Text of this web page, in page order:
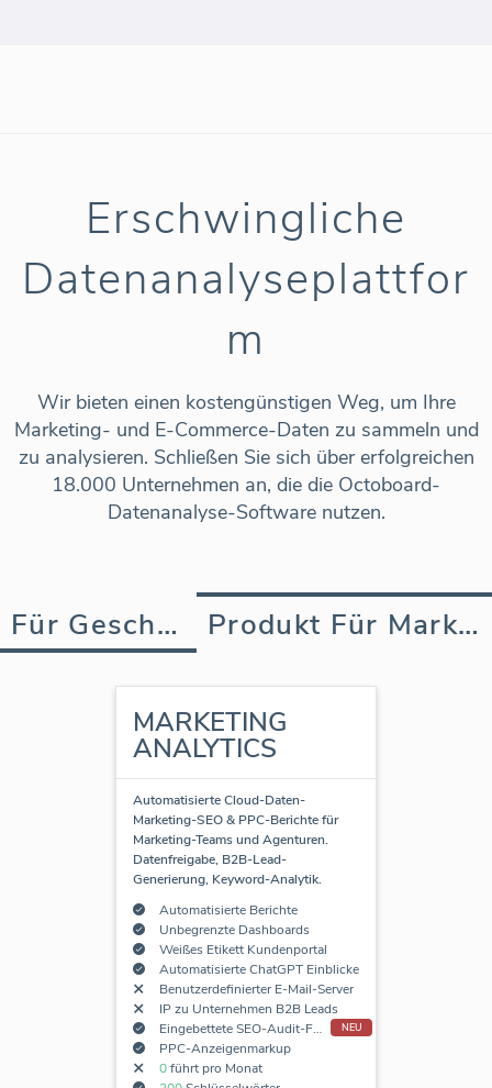
Erschwingliche
Datenanalyseplattfor
m
Wir bieten einen kostengünstigen Weg, um Ihre
Marketing- und E-Commerce-Daten zu sammeln und
zu analysieren. Schließen Sie sich über erfolgreichen
18.000 Unternehmen an, die die Octoboard-
Datenanalyse-Software nutzen.
Für Geschäft Produkt Für Marketing Agentur
MARKETING
ANALYTICS
Automatisierte Cloud-Daten-
Marketing-SEO & PPC-Berichte für
Marketing-Teams und Agenturen.
Datenfreigabe, B2B-Lead-
Generierung, Keyword-Analytik.
Automatisierte Berichte
Unbegrenzte Dashboards
Weißes Etikett Kundenportal
Automatisierte ChatGPT Einblicke
Benutzerdefinierter E-Mail-Server
IP zu Unternehmen B2B Leads
Eingebettete SEO-Audit-Formulare
NEU
PPC-Anzeigenmarkup
0führt pro Monat